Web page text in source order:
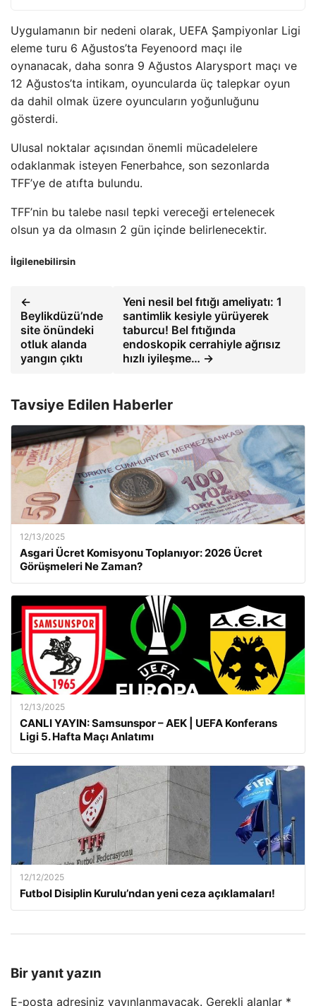
Uygulamanın bir nedeni olarak, UEFA Şampiyonlar Ligi
eleme turu 6 Ağustos’ta Feyenoord maçı ile
oynanacak, daha sonra 9 Ağustos Alarysport maçı ve
12 Ağustos’ta intikam, oyuncularda üç talepkar oyun
da dahil olmak üzere oyuncuların yoğunluğunu
gösterdi.
Ulusal noktalar açısından önemli mücadelelere
odaklanmak isteyen Fenerbahce, son sezonlarda
TFF’ye de atıfta bulundu.
TFF’nin bu talebe nasıl tepki vereceği ertelenecek
olsun ya da olmasın 2 gün içinde belirlenecektir.
İlgilenebilirsin
←
Beylikdüzü’nde
site önündeki
otluk alanda
yangın çıktı
Yeni nesil bel fıtığı ameliyatı: 1
santimlik kesiyle yürüyerek
taburcu! Bel fıtığında
endoskopik cerrahiyle ağrısız
hızlı iyileşme… →
Tavsiye Edilen Haberler
12/13/2025
Asgari Ücret Komisyonu Toplanıyor: 2026 Ücret
Görüşmeleri Ne Zaman?
12/13/2025
CANLI YAYIN: Samsunspor – AEK | UEFA Konferans
Ligi 5. Hafta Maçı Anlatımı
12/12/2025
Futbol Disiplin Kurulu’ndan yeni ceza açıklamaları!
Bir yanıt yazın
E-posta adresiniz yayınlanmayacak. Gerekli alanlar *